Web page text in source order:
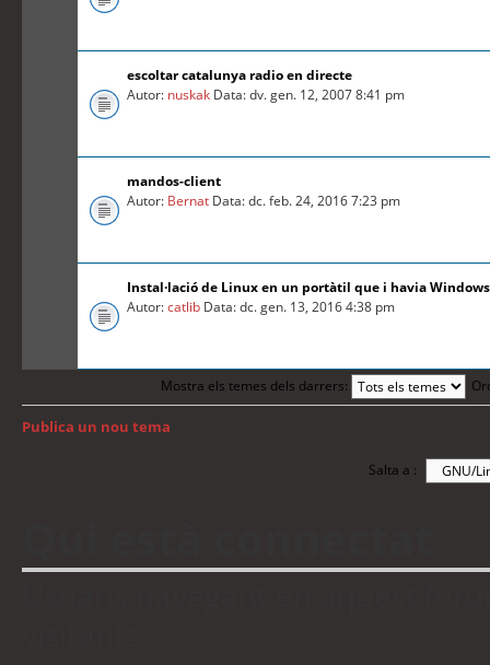
escoltar catalunya radio en directe
Autor: nuskak Data: dv. gen. 12, 2007 8:41 pm
mandos-client
Autor: Bernat Data: dc. feb. 24, 2016 7:23 pm
Instal·lació de Linux en un portàtil que i havia
Autor:catlib Data: dc. gen. 13, 2016 4:38 pm
Mostra els temes dels darrers:
Publica un nou tema
Salta a :